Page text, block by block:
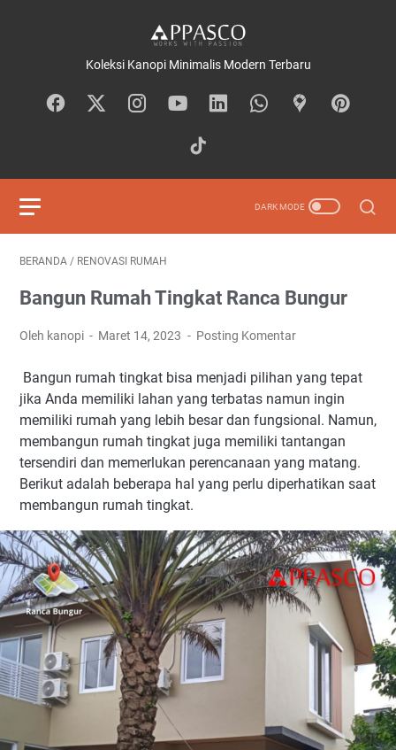
Koleksi Kanopi Minimalis Modern Terbaru
BERANDA / RENOVASI RUMAH
Bangun Rumah Tingkat Ranca Bungur
Oleh kanopi Maret 14, 2023 Posting Komentar
Bangun rumah tingkat bisa menjadi pilihan yang tepat
jika Anda memiliki lahan yang terbatas namun ingin
memiliki rumah yang lebih besar dan fungsional. Namun,
membangun rumah tingkat juga memiliki tantangan
tersendiri dan memerlukan perencanaan yang matang.
Berikut adalah beberapa hal yang perlu diperhatikan saat
membangun rumah tingkat.